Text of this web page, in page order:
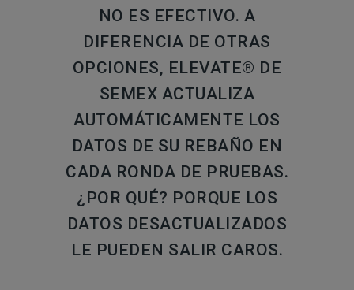
NO ES EFECTIVO. A
DIFERENCIA DE OTRAS
OPCIONES, ELEVATE® DE
SEMEX ACTUALIZA
AUTOMÁTICAMENTE LOS
DATOS DE SU REBAÑO EN
CADA RONDA DE PRUEBAS.
¿POR QUÉ? PORQUE LOS
DATOS DESACTUALIZADOS
LE PUEDEN SALIR CAROS.